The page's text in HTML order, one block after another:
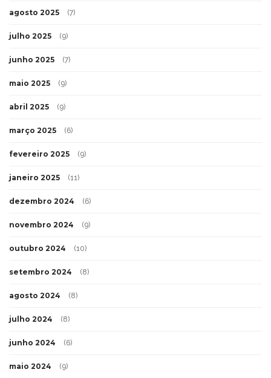
agosto 2025 (7)
julho 2025 (9)
junho 2025 (7)
maio 2025 (9)
abril 2025 (9)
março 2025 (6)
fevereiro 2025 (9)
janeiro 2025 (11)
dezembro 2024 (6)
novembro 2024 (9)
outubro 2024 (10)
setembro 2024 (8)
agosto 2024 (8)
julho 2024 (8)
junho 2024 (6)
maio 2024 (9)